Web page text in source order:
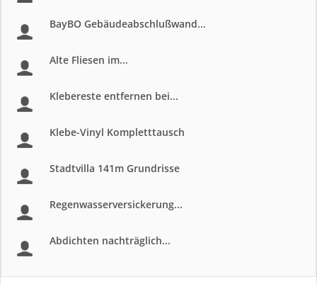
BayBO Gebäudeabschlußwand...
Alte Fliesen im...
Klebereste entfernen bei...
Klebe-Vinyl Kompletttausch
Stadtvilla 141m Grundrisse
Regenwasserversickerung...
Abdichten nachträglich...